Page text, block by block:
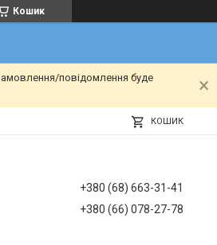
Кошик
повідомлення буде
КОШИК
+380 (68) 663-31-41
+380 (66) 078-27-78